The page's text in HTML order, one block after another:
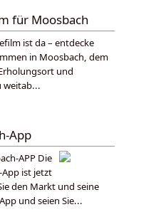
für Moosbach
ist da – entdecke
in Moosbach, dem
und
weitab...
App
APP Die
ist jetzt
den Markt und seine
und seien Sie...